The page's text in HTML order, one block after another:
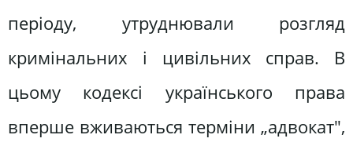
періоду, утруднювали розгляд
кримінальних і цивільних справ. В
цьому кодексі українського права
вперше вживаються терміни „адвокат",